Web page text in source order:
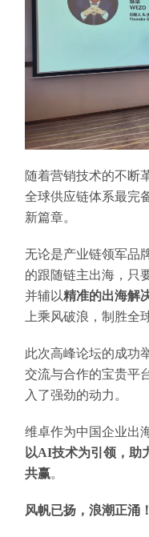
随着营销技术的不断
全球供应链体系最完
新篇章。
无论是产业链领军品
的跟随链主出海，只
并辅以精准的出海解
上乘风破浪，制胜全
此次高峰论坛的成功
交流与合作的宝贵平
入了强劲的动力。
维卓作为中国企业出
以AI技术为引领，助
共赢。
风帆已扬，浪潮正涌！